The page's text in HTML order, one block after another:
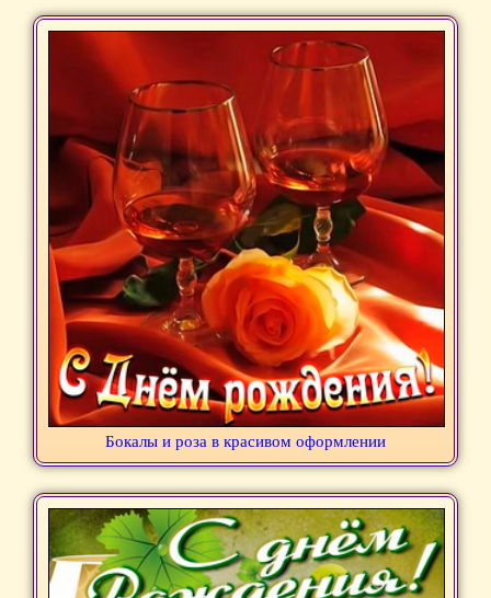
Бокалы и роза в красивом оформлении